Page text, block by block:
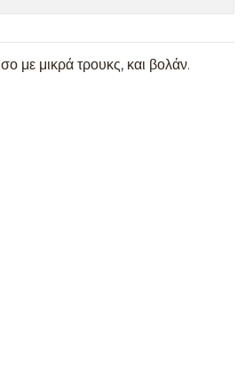
με μικρά τρουκς, και βολάν.